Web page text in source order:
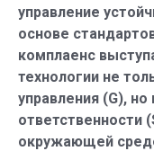
управление
основе
комплаенс
технологии не
управления (G),
ответственности
окружающей